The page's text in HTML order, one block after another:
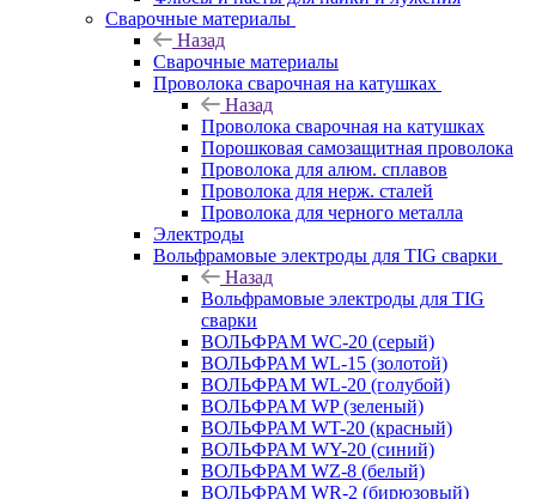
Сварочные материалы
Назад
Сварочные материалы
Проволока сварочная на катушках
Назад
Проволока сварочная на катушках
Порошковая самозащитная проволока
Проволока для алюм. сплавов
Проволока для нерж. сталей
Проволока для черного металла
Электроды
Вольфрамовые электроды для TIG сварки
Назад
Вольфрамовые электроды для TIG
сварки
ВОЛЬФРАМ WC-20 (серый)
ВОЛЬФРАМ WL-15 (золотой)
ВОЛЬФРАМ WL-20 (голубой)
ВОЛЬФРАМ WP (зеленый)
ВОЛЬФРАМ WT-20 (красный)
ВОЛЬФРАМ WY-20 (синий)
ВОЛЬФРАМ WZ-8 (белый)
ВОЛЬФРАМ WR-2 (бирюзовый)